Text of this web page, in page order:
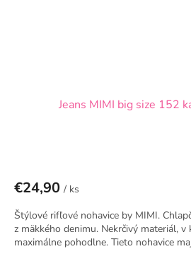
Jeans MIMI big size 152
€24,90 / ks
Štýlové rifľové nohavice by MIMI.
z mäkkého denimu. Nekrčivý materiál,
maximálne pohodlne. Tieto nohavice